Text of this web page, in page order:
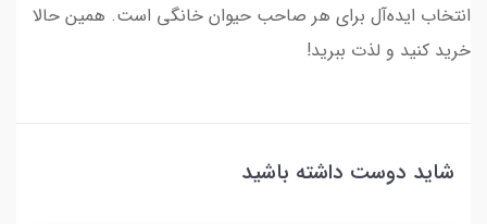
انتخاب ایده‌آل برای هر صاحب حیوان خانگی است. همین حالا
خرید کنید و لذت ببرید!
شاید دوست داشته باشید